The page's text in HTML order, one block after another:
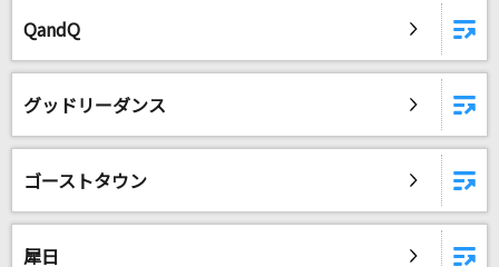
QandQ
グッドリーダンス
ゴーストタウン
犀日